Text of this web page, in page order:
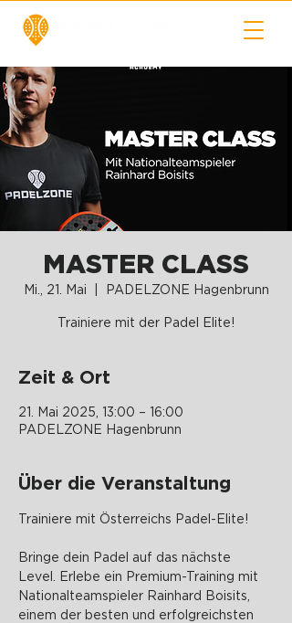
MASTER CLASS
Mi., 21. Mai PADELZONE Hagenbrunn
Trainiere mit der Padel Elite!
Zeit & Ort
21. Mai 2025, 13:00 – 16:00
PADELZONE Hagenbrunn
Über die Veranstaltung
Trainiere mit Österreichs Padel-Elite!
Bringe dein Padel auf das nächste
Level. Erlebe ein Premium-Training mit
Nationalteamspieler Rainhard Boisits,
einem der besten und erfolgreichsten